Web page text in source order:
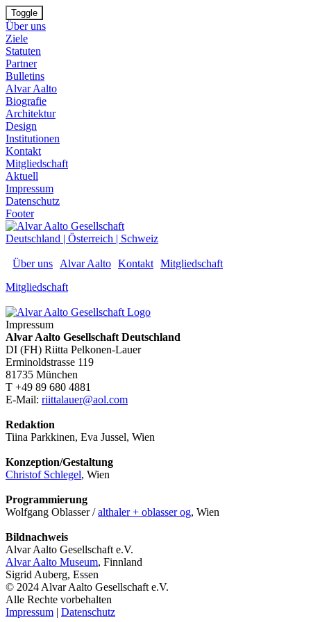
Toggle
Über uns
Ziele
Statuten
Partner
Bulletins
Alvar Aalto
Biografie
Architektur
Design
Institutionen
Kontakt
Mitgliedschaft
Aktuell
Impressum
Datenschutz
Footer
Deutschland | Österreich | Schweiz
Über uns Alvar Aalto Kontakt Mitgliedschaft
Mitgliedschaft
Impressum
Alvar Aalto Gesellschaft Deutschland
DI (FH) Riitta Pelkonen-Lauer
Erminoldstrasse 119
81735 München
T +49 89 680 4881
E-Mail: riittalauer@aol.com
Redaktion
Tiina Parkkinen, Eva Jussel, Wien
Konzeption/Gestaltung
Christof Schlegel, Wien
Programmierung
Wolfgang Oblasser /althaler + oblasser og, Wien
Bildnachweis
Alvar Aalto Gesellschaft e.V.
Alvar Aalto Museum, Finnland
Sigrid Auberg, Essen
© 2024 Alvar Aalto Gesellschaft e.V.
Alle Rechte vorbehalten
Impressum | Datenschutz